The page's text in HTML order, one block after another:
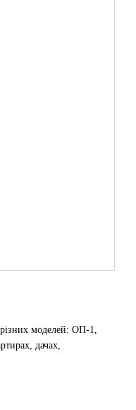
різних моделей: ОП-1,
дачах,